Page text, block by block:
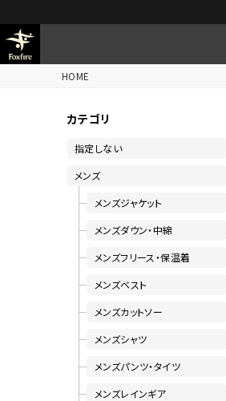
HOME
カテゴリ
指定しない
メンズ
メンズジャケット
メンズダウン・中綿
メンズフリース・保温着
メンズベスト
メンズカットソー
メンズシャツ
メンズパンツ・タイツ
メンズレインギア